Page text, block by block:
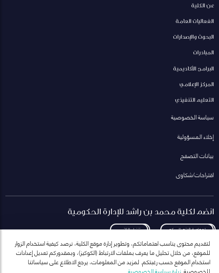
عن الكلية
الفعاليات العامة
البحوث والإصدارات
المبادرات
البرامج الأكاديمية
المركز الإعلامي
التعليم التنفيذي
سياسة الخصوصية
إخلاء المسؤولية
بيانات التصفح
اقتراحات/شكاوى
انضم لكلية محمد بن راشد للإدارة الحكومية
لمعاودة الاتصال بكم تنزيل الكتيب
انضم إلى قائمة مراسلاتنا
لتقديم محتوى يناسب اهتماماتكم، وتطوير إدارة موقع الكلية، نرصد كيفية استخدام الزوار
للموقع، من خلال تحليل ما يعرف بملفات الارتباط (الكوكيز)، وبمقدوركم تعديل إعدادات
استخدام الموقع حسب رغبتكم. لمزيد من المعلومات، يرجع الاطلاع على سياساتنا